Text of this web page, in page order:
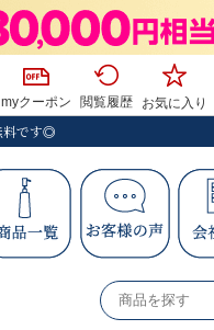
myクーポン 閲覧履歴 お気に入り